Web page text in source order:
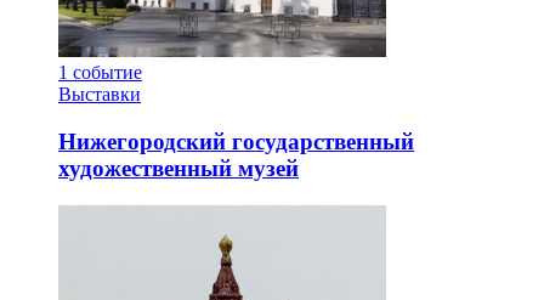
1 событие
Выставки
Нижегородский государственный
художественный музей